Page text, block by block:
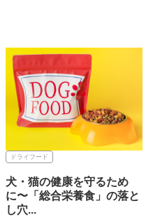
ドライフード
犬・猫の健康を守るため
に〜「総合栄養食」の落と
し穴...